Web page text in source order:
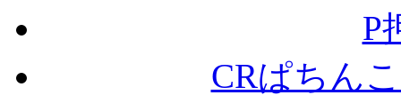
P
CRぱちん